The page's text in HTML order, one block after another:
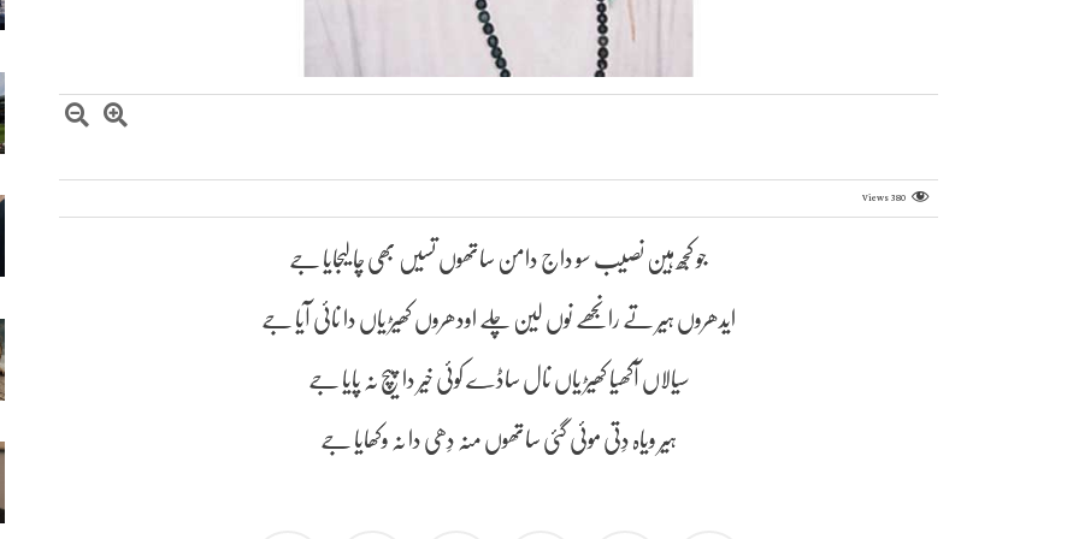
Views380
جو کجھ ہین نصیب سو داج دامن ساتھوں تسیں بھی چا لیجایا جے
ایدھروں ہیر تے رانجھے نوں لین چلے اودھروں کھیڑ یاں دا نائی آیا جے
سیالاں آکھیا کھیڑ یاں نال ساڈے کوئی خیر دا پیچ نہ پایا جے
ہیر ویاہ دِتی موئی گئی ساتھوں منہ دِھی دا نہ وکھایا جے